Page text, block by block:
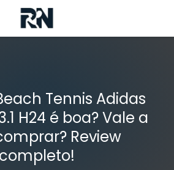
Tennis Adidas
H24 é boa? Vale a
Review
completo!